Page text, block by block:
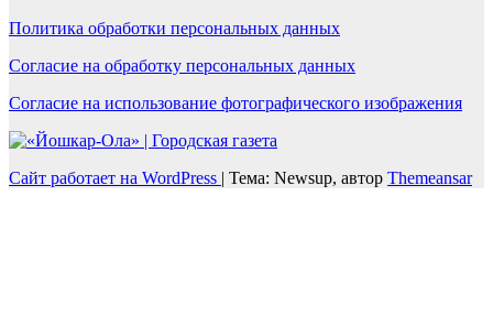
Политика обработки персональных данных
Согласие на обработку персональных данных
Согласие на использование фотографического изображения
Сайт работает на WordPress | Тема: Newsup, автор Themeansar